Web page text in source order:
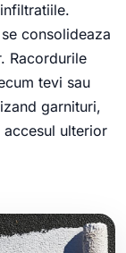
consolideaza
Racordurile
tevi sau
garnituri,
ulterior